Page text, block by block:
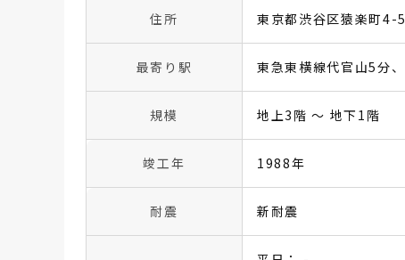
住所 東京都渋谷区猿楽町4-5
最寄り駅 東急東横線代官山5分
規模 地上3階 〜 地下1階
竣工年 1988年
耐震 新耐震